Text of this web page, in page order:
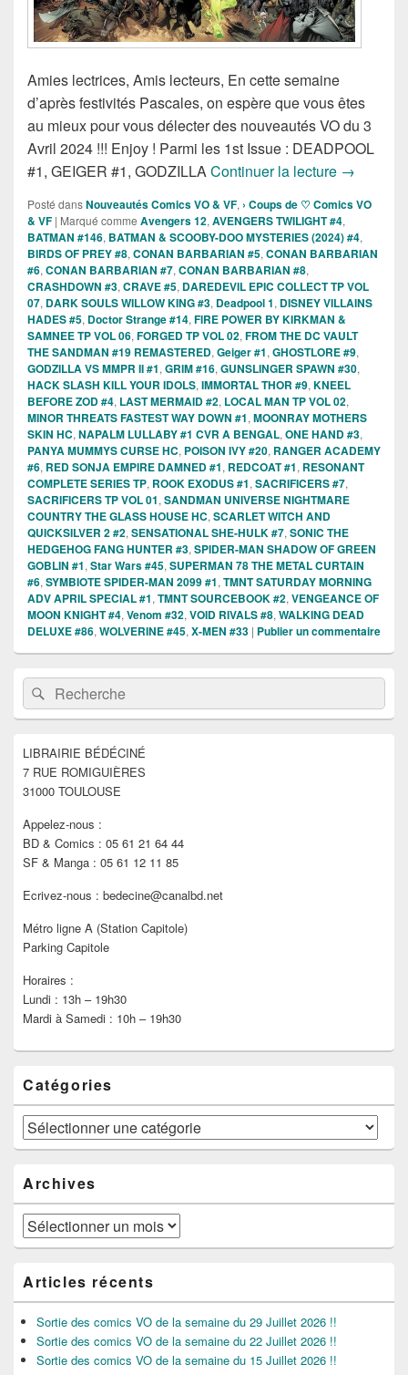
Amies lectrices, Amis lecteurs, En cette semaine
d’après festivités Pascales, on espère que vous êtes
au mieux pour vous délecter des nouveautés VO du 3
Avril 2024 !!! Enjoy ! Parmi les 1st Issue : DEADPOOL
#1, GEIGER #1, GODZILLAContinuer la lecture Sorties
→
Posté dansNouveautés Comics VO & VF, › Coups de ♡ Comics VO
& VF | Marqué comme Avengers 12, AVENGERS TWILIGHT #4,
BATMAN #146, BATMAN & SCOOBY-DOO MYSTERIES (2024) #4,
BIRDS OF PREY #8, CONAN BARBARIAN #5, CONAN BARBARIAN
#6, CONAN BARBARIAN #7, CONAN BARBARIAN #8,
CRASHDOWN #3, CRAVE #5, DAREDEVIL EPIC COLLECT TP VOL
07, DARK SOULS WILLOW KING #3, Deadpool 1, DISNEY VILLAINS
HADES #5, Doctor Strange #14, FIRE POWER BY KIRKMAN &
SAMNEE TP VOL 06, FORGED TP VOL 02, FROM THE DC VAULT
THE SANDMAN #19 REMASTERED, Geiger #1, GHOSTLORE #9,
GODZILLA VS MMPR II #1, GRIM #16, GUNSLINGER SPAWN #30,
HACK SLASH KILL YOUR IDOLS, IMMORTAL THOR #9, KNEEL
BEFORE ZOD #4, LAST MERMAID #2, LOCAL MAN TP VOL 02,
MINOR THREATS FASTEST WAY DOWN #1, MOONRAY MOTHERS
SKIN HC, NAPALM LULLABY #1 CVR A BENGAL, ONE HAND #3,
PANYA MUMMYS CURSE HC, POISON IVY #20, RANGER ACADEMY
#6, RED SONJA EMPIRE DAMNED #1, REDCOAT #1, RESONANT
COMPLETE SERIES TP, ROOK EXODUS #1, SACRIFICERS #7,
SACRIFICERS TP VOL 01, SANDMAN UNIVERSE NIGHTMARE
COUNTRY THE GLASS HOUSE HC, SCARLET WITCH AND
QUICKSILVER 2 #2, SENSATIONAL SHE-HULK #7, SONIC THE
HEDGEHOG FANG HUNTER #3, SPIDER-MAN SHADOW OF GREEN
GOBLIN #1, Star Wars #45, SUPERMAN 78 THE METAL CURTAIN
#6, SYMBIOTE SPIDER-MAN 2099 #1, TMNT SATURDAY MORNING
ADV APRIL SPECIAL #1, TMNT SOURCEBOOK #2, VENGEANCE OF
MOON KNIGHT #4, Venom #32, VOID RIVALS #8, WALKING DEAD
DELUXE #86, WOLVERINE #45, X-MEN #33 | Publier un commentaire
Zone
principale
de
widget
barre
latérale
Recherche :Rechercher
LIBRAIRIE BÉDÉCINÉ
7 RUE ROMIGUIÈRES
31000 TOULOUSE
Appelez-nous :
BD & Comics : 05 61 21 64 44
SF & Manga : 05 61 12 11 85
Ecrivez-nous : bedecine@canalbd.net
Métro ligne A (Station Capitole)
Parking Capitole
Horaires :
Lundi : 13h – 19h30
Mardi à Samedi : 10h – 19h30
Catégories
Catégories
Archives
Archives
Articles récents
Sortie des comics VO de la semaine du 29 Juillet 2026 !!
Sortie des comics VO de la semaine du 22 Juillet 2026 !!
Sortie des comics VO de la semaine du 15 Juillet 2026 !!